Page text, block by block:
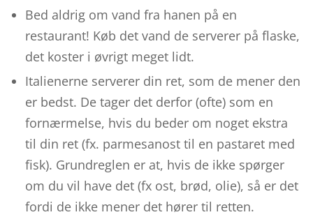
Bed aldrig om vand fra hanen på en
restaurant! Køb det vand de serverer på flaske,
det koster i øvrigt meget lidt.
Italienerne serverer din ret, som de mener den
er bedst. De tager det derfor (ofte) som en
fornærmelse, hvis du beder om noget ekstra
til din ret (fx. parmesanost til en pastaret med
fisk). Grundreglen er at, hvis de ikke spørger
om du vil have det (fx ost, brød, olie), så er det
fordi de ikke mener det hører til retten.